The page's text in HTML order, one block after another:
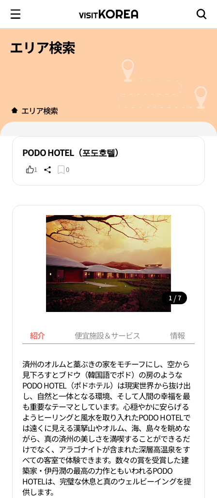
エリア検索
エリア検索
PODO HOTEL（포도호텔）
1 0
1 / 7
紹介 便宜施設＆サービス 情報
済州のオルムと藁ぶきの家をモチーフにし、空から
見下ろすとブドウ（韓国語でポド）の房のような
PODO HOTEL（ポドホテル）は現実世界から抜け出
し、自然と一体となる環境、そして人間の幸福を最
も重要なテーマとしています。心穏やかに安らげる
ようヒーリングと風水を取り入れたPODO HOTELで
は遠くに見える漢拏山やオルム、海、島々を眺めな
がら、真の済州の美しさを満喫することができるだ
けでなく、アラゴナイトが含まれた深層高温泉をす
べての客室で体験できます。数々の賞を受賞した建
築家・伊丹潤の最高の力作ともいわれるPODO
HOTELは、完璧な休息と真のウェルビーイングを提
供します。